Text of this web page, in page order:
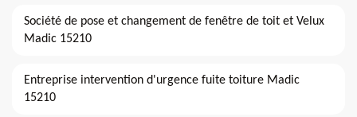
Société de pose et changement de fenêtre de toit et Velux
Madic 15210
Entreprise intervention d'urgence fuite toiture Madic
15210